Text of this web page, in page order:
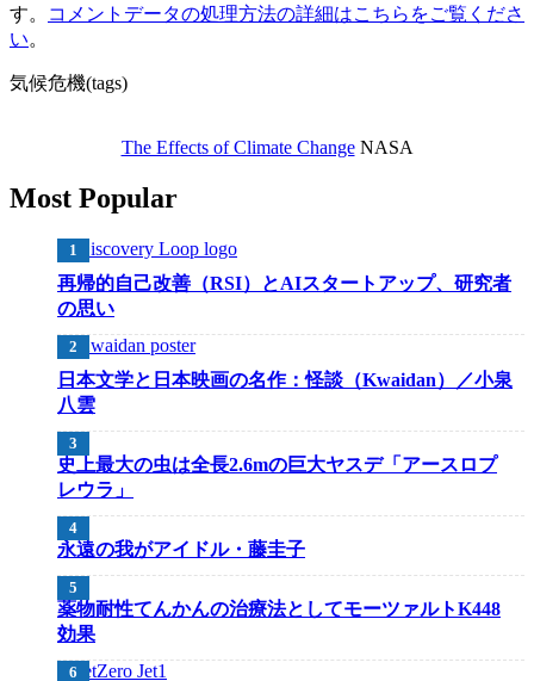
す。
コメントデータの処理方法の詳細はこちらをご覧くださ
い。
気候危機(tags)
The Effects of Climate ChangeNASA
Most Popular
再帰的自己改善（RSI）とAIスタートアップ、研究者
の思い
日本文学と日本映画の名作：怪談（Kwaidan）／小泉
八雲
史上最大の虫は全長2.6mの巨大ヤスデ「アースロプ
レウラ」
永遠の我がアイドル・藤圭子
薬物耐性てんかんの治療法としてモーツァルトK448
効果